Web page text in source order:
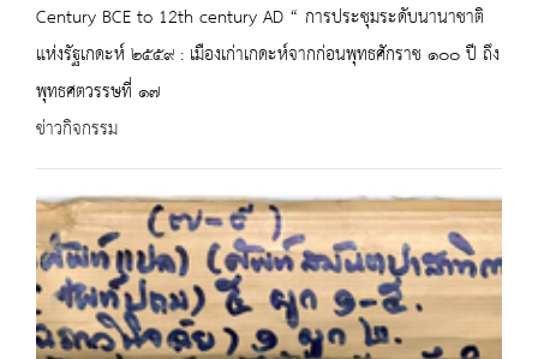
Century BCE to 12th century AD “ การประชุมระดับนานาชาติ
แห่งรัฐเกดะห์ ๒๕๕๙ : เมืองเก่าเกดะห์จากก่อนพุทธศักราช ๑๐๐ ปี ถึง
พุทธศตวรรษที่ ๑๗
ข่าวกิจกรรม